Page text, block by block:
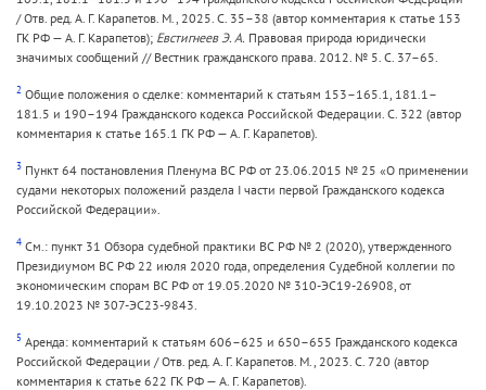
/ Отв. ред. А. Г. Карапетов. М., 2025. С. 35–38 (автор комментария к статье 153
ГК РФ — А. Г. Карапетов); Евстигнеев Э. А. Правовая природа юридически
значимых сообщений // Вестник гражданского права. 2012. № 5. С. 37–65.
2 Общие положения о сделке: комментарий к статьям 153–165.1, 181.1–
181.5 и 190–194 Гражданского кодекса Российской Федерации. С. 322 (автор
комментария к статье 165.1 ГК РФ — А. Г. Карапетов).
3 Пункт 64 постановления Пленума ВС РФ от 23.06.2015 № 25 «О применении
судами некоторых положений раздела I части первой Гражданского кодекса
Российской Федерации».
4 См.: пункт 31 Обзора судебной практики ВС РФ № 2 (2020), утвержденного
Президиумом ВС РФ 22 июля 2020 года, определения Судебной коллегии по
экономическим спорам ВС РФ от 19.05.2020 № 310-ЭС19-26908, от
19.10.2023 № 307-ЭС23-9843.
5 Аренда: комментарий к статьям 606–625 и 650–655 Гражданского кодекса
Российской Федерации / Отв. ред. А. Г. Карапетов. М., 2023. С. 720 (автор
комментария к статье 622 ГК РФ — А. Г. Карапетов).